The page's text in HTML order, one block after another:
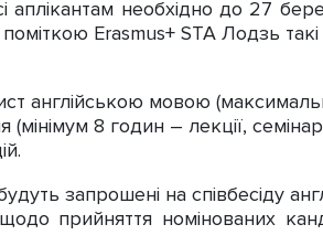
аплікантам необхідно до 27
Erasmus+ STA Лодзь
англійською мовою
(мінімум 8 годин – лекції,
запрошені на співбесіду
прийняття номінованих